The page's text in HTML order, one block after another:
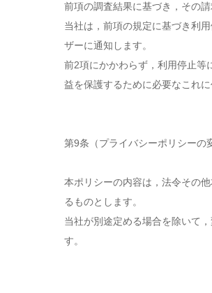
前項の調査結果に基づき，その
当社は，前項の規定に基づき利
ザーに通知します。
前2項にかかわらず，利用停止等
益を保護するために必要なこれ
第9条（プライバシーポリシーの
本ポリシーの内容は，法令その
るものとします。
当社が別途定める場合を除いて
す。